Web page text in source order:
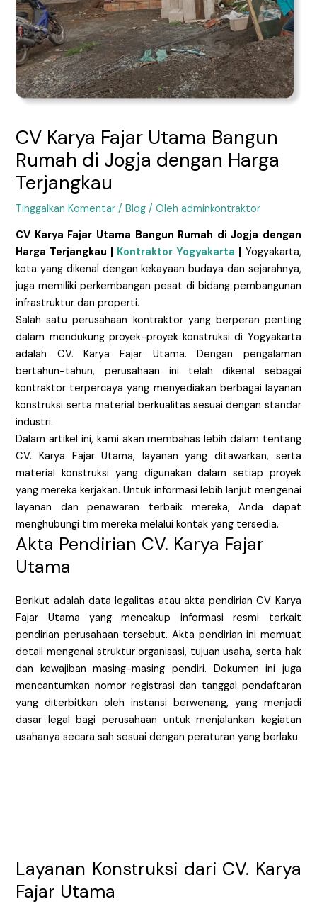
CV Karya Fajar Utama Bangun
Rumah di Jogja dengan Harga
Terjangkau
Tinggalkan Komentar /Blog / Olehadminkontraktor
CV Karya Fajar Utama Bangun Rumah di Jogja dengan
Harga Terjangkau | Kontraktor Yogyakarta | Yogyakarta,
kota yang dikenal dengan kekayaan budaya dan sejarahnya,
juga memiliki perkembangan pesat di bidang pembangunan
infrastruktur dan properti.
Salah satu perusahaan kontraktor yang berperan penting
dalam mendukung proyek-proyek konstruksi di Yogyakarta
adalah CV. Karya Fajar Utama. Dengan pengalaman
bertahun-tahun, perusahaan ini telah dikenal sebagai
kontraktor terpercaya yang menyediakan berbagai layanan
konstruksi serta material berkualitas sesuai dengan standar
industri.
Dalam artikel ini, kami akan membahas lebih dalam tentang
CV. Karya Fajar Utama, layanan yang ditawarkan, serta
material konstruksi yang digunakan dalam setiap proyek
yang mereka kerjakan. Untuk informasi lebih lanjut mengenai
layanan dan penawaran terbaik mereka, Anda dapat
menghubungi tim mereka melalui kontak yang tersedia.
Akta Pendirian CV. Karya Fajar
Utama
Berikut adalah data legalitas atau akta pendirian CV Karya
Fajar Utama yang mencakup informasi resmi terkait
pendirian perusahaan tersebut. Akta pendirian ini memuat
detail mengenai struktur organisasi, tujuan usaha, serta hak
dan kewajiban masing-masing pendiri. Dokumen ini juga
mencantumkan nomor registrasi dan tanggal pendaftaran
yang diterbitkan oleh instansi berwenang, yang menjadi
dasar legal bagi perusahaan untuk menjalankan kegiatan
usahanya secara sah sesuai dengan peraturan yang berlaku.
Layanan Konstruksi dari CV. Karya
Fajar Utama